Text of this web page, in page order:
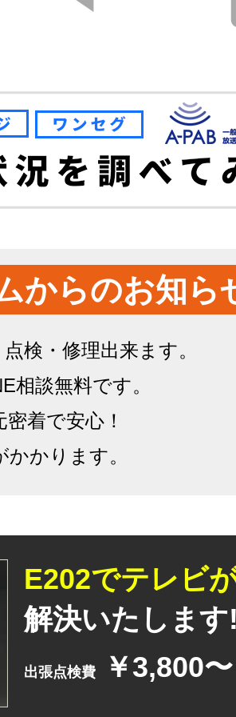
からのお知ら
・修理出来ます。
談無料です。
着で安心！
かります。
E202でテレビ
解決いたしま
出張点検費 ￥3,800〜